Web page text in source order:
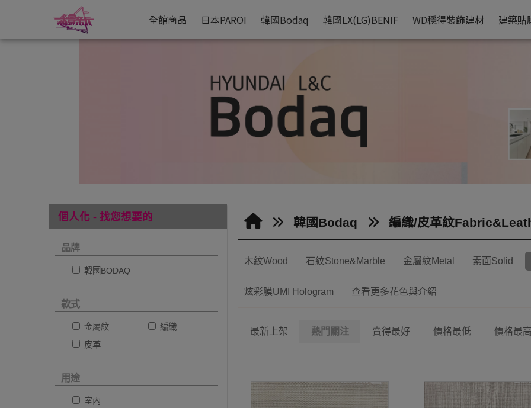
編織/皮革紋Fabric&Leather | 繪新國際有限公司
全館商品 日本PAROI 韓國Bodaq 韓國LX(LG)BENIF WD穩得裝飾建材 建築貼
個人化 - 找您想要的
品牌
韓國BODAQ
款式
金屬紋
編織
皮革
用途
室內
韓國Bodaq 編織/皮革紋
木紋Wood 石紋Stone&Marble 金屬紋Metal 素面Solid
炫彩膜UMI Hologram 查看更多花色與介紹
最新上架 熱門關注 賣得最好 價格最低 價格最